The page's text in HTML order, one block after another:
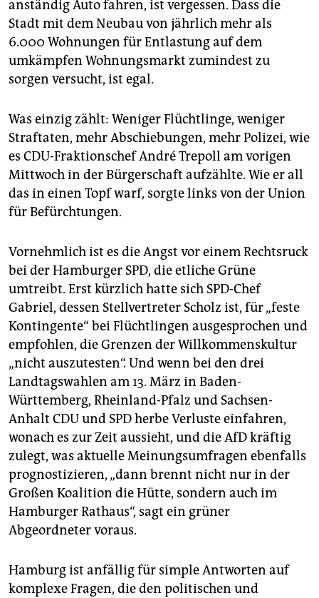
anständig Auto fahren, ist vergessen. Dass die
Stadt mit dem Neubau von jährlich mehr als
6.000 Wohnungen für Entlastung auf dem
umkämpfen Wohnungsmarkt zumindest zu
sorgen versucht, ist egal.
Was einzig zählt: Weniger Flüchtlinge, weniger
Straftaten, mehr Abschiebungen, mehr Polizei, wie
es CDU-Fraktionschef André Trepoll am vorigen
Mittwoch in der Bürgerschaft aufzählte. Wie er all
das in einen Topf warf, sorgte links von der Union
für Befürchtungen.
Vornehmlich ist es die Angst vor einem Rechtsruck
bei der Hamburger SPD, die etliche Grüne
umtreibt. Erst kürzlich hatte sich SPD-Chef
Gabriel, dessen Stellvertreter Scholz ist, für „feste
Kontingente“ bei Flüchtlingen ausgesprochen und
empfohlen, die Grenzen der Willkommenskultur
„nicht auszutesten“. Und wenn bei den drei
Landtagswahlen am 13. März in Baden-
Württemberg, Rheinland-Pfalz und Sachsen-
Anhalt CDU und SPD herbe Verluste einfahren,
wonach es zur Zeit aussieht, und die AfD kräftig
zulegt, was aktuelle Meinungsumfragen ebenfalls
prognostizieren, „dann brennt nicht nur in der
Großen Koalition die Hütte, sondern auch im
Hamburger Rathaus“, sagt ein grüner
Abgeordneter voraus.
Hamburg ist anfällig für simple Antworten auf
komplexe Fragen, die den politischen und